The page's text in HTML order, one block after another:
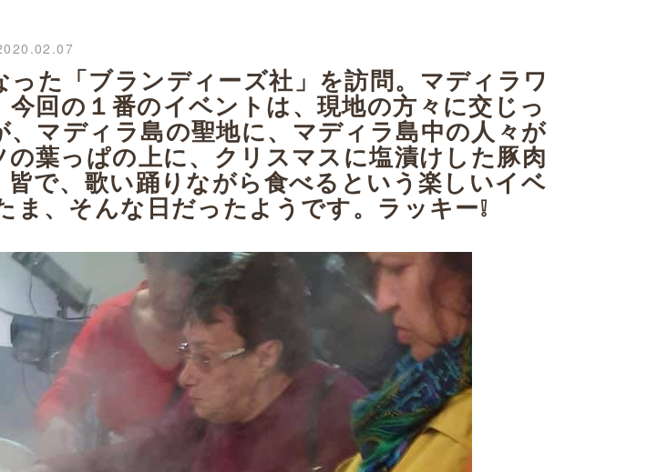
った「ブランディーズ社」を訪問。マディラワ
回の１番のイベントは、現地の方々に交じっ
マディラ島の聖地に、マディラ島中の人々が
葉っぱの上に、クリスマスに塩漬けした豚肉
で、歌い踊りながら食べるという楽しいイベ
、そんな日だったようです。ラッキー❕